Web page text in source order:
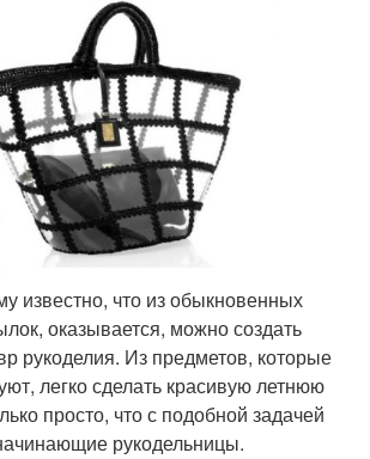
известно, что из обыкновенных
оказывается, можно создать
рукоделия. Из предметов, которые
легко сделать красивую летнюю
просто, что с подобной задачей
рукодельницы.